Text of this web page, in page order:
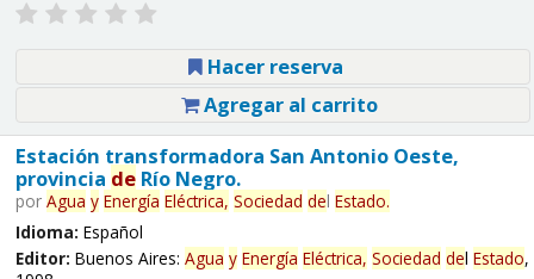
Hacer reserva
Agregar al carrito
Estación transformadora San Antonio Oeste,
provincia deRío Negro.
por Agua y Energía Eléctrica, Sociedad del Estado.
Idioma: Español
Editor: Buenos Aires: Agua y Energía Eléctrica, Sociedad del Estado,